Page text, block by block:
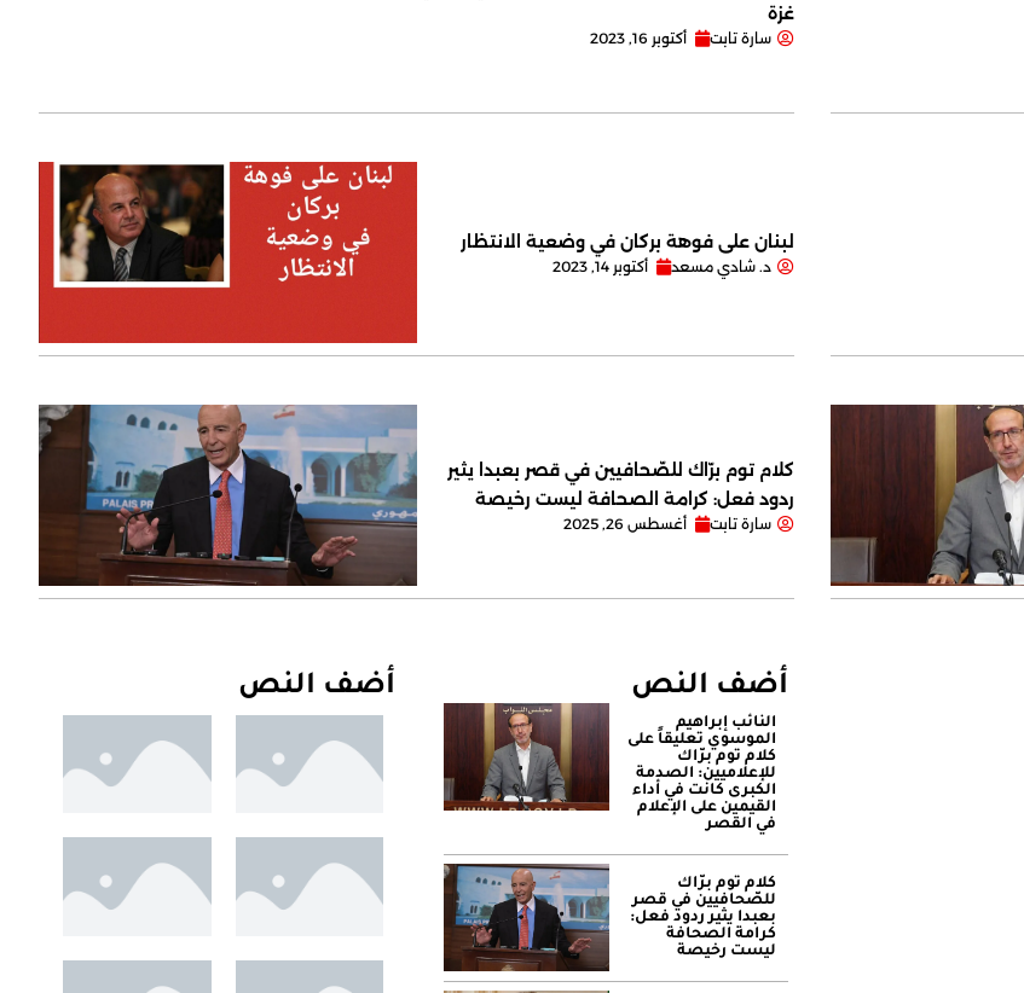
غزة
سارة تابت أكتوبر 16, 2023
لبنان على فوهة بركان في وضعية الانتظار
د. شادي مسعد أكتوبر 14, 2023
كلام توم برّاك للصّحافيين في قصر بعبدا يثير
ردود فعل: كرامة الصحافة ليست رخيصة
سارة تابت أغسطس 26, 2025
أضف النص
النائب إبراهيم
الموسوي تعليقاً على
كلام توم برّاك
للإعلاميين: الصدمة
الكبرى كانت في أداء
القيمين على ‏الإعلام
في القصر
كلام توم برّاك
للصّحافيين في قصر
بعبدا يثير ردود فعل:
كرامة الصحافة
ليست رخيصة
أضف النص